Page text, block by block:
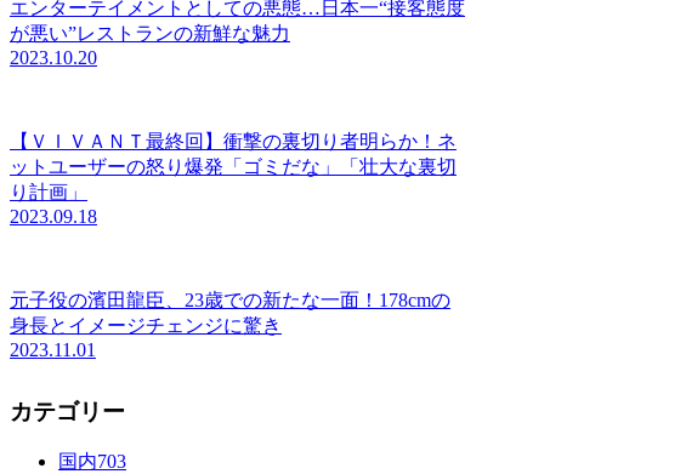
エンターテイメントとしての悪態…日本一“接客態度
が悪い”レストランの新鮮な魅力
2023.10.20
【ＶＩＶＡＮＴ最終回】衝撃の裏切り者明らか！ネ
ットユーザーの怒り爆発「ゴミだな」「壮大な裏切
り計画」
2023.09.18
元子役の濱田龍臣、23歳での新たな一面！178cmの
身長とイメージチェンジに驚き
2023.11.01
カテゴリー
国内703